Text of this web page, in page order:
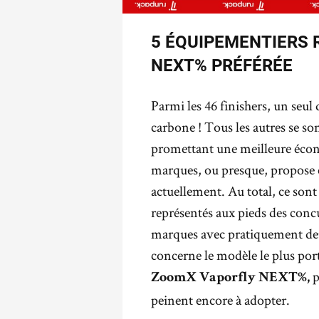
5 ÉQUIPEMENTIERS
NEXT% PRÉFÉRÉE
Parmi les 46 finishers, un seul
carbone ! Tous les autres se
promettant une meilleure
marques, ou presque,
actuellement. Au total, ce
représentés aux pieds des
marques avec pratiquement
concerne le modèle le plus
ZoomX Vaporfly NEXT%,
peinent encore à adopter.